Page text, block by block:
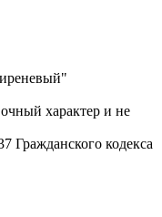
характер и не
Гражданского кодекса